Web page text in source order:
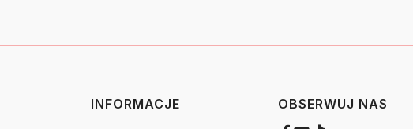
INFORMACJE OBSERWUJ NAS